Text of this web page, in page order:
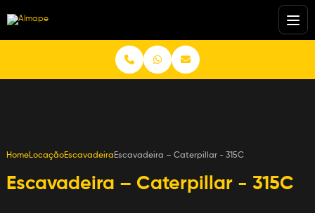
HomeLocaçãoEscavadeira Escavadeira – Caterpillar - 315C
Escavadeira – Caterpillar - 315C